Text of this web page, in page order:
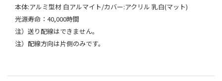
本体:アルミ型材 白アルマイト/カバー:アクリル 乳白(マット)
光源寿命：40,000時間
注）送り配線はできません。
注）配線方向は片側のみです。